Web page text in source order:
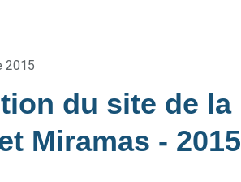
2015
du site de
Miramas - 2015